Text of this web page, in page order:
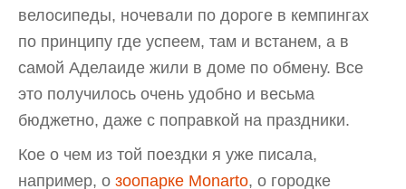
велосипеды, ночевали по дороге в кемпингах
по принципу где успеем, там и встанем, а в
самой Аделаиде жили в доме по обмену. Все
это получилось очень удобно и весьма
бюджетно, даже с поправкой на праздники.
Кое о чем из той поездки я уже писала,
например, о зоопарке Monarto, о городке